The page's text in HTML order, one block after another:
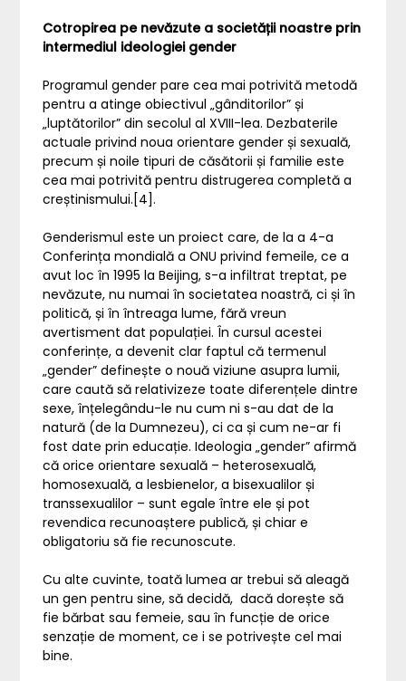
Cotropirea pe nevăzute a societății noastre prin
intermediul ideologiei gender
Programul gender pare cea mai potrivită metodă
pentru a atinge obiectivul „gânditorilor” și
„luptătorilor” din secolul al XVIII-lea. Dezbaterile
actuale privind noua orientare gender și sexuală,
precum și noile tipuri de căsătorii și familie este
cea mai potrivită pentru distrugerea completă a
creștinismului.[4].
Genderismul este un proiect care, de la a 4-a
Conferința mondială a ONU privind femeile, ce a
avut loc în 1995 la Beijing, s-a infiltrat treptat, pe
nevăzute, nu numai în societatea noastră, ci și în
politică, și în întreaga lume, fără vreun
avertisment dat populației. În cursul acestei
conferințe, a devenit clar faptul că termenul
„gender” definește o nouă viziune asupra lumii,
care caută să relativizeze toate diferențele dintre
sexe, înțelegându-le nu cum ni s-au dat de la
natură (de la Dumnezeu), ci ca și cum ne-ar fi
fost date prin educație. Ideologia „gender” afirmă
că orice orientare sexuală – heterosexuală,
homosexuală, a lesbienelor, a bisexualilor și
transsexualilor – sunt egale între ele și pot
revendica recunoaștere publică, și chiar e
obligatoriu să fie recunoscute.
Cu alte cuvinte, toată lumea ar trebui să aleagă
un gen pentru sine, să decidă, dacă dorește să
fie bărbat sau femeie, sau în funcție de orice
senzație de moment, ce i se potrivește cel mai
bine.